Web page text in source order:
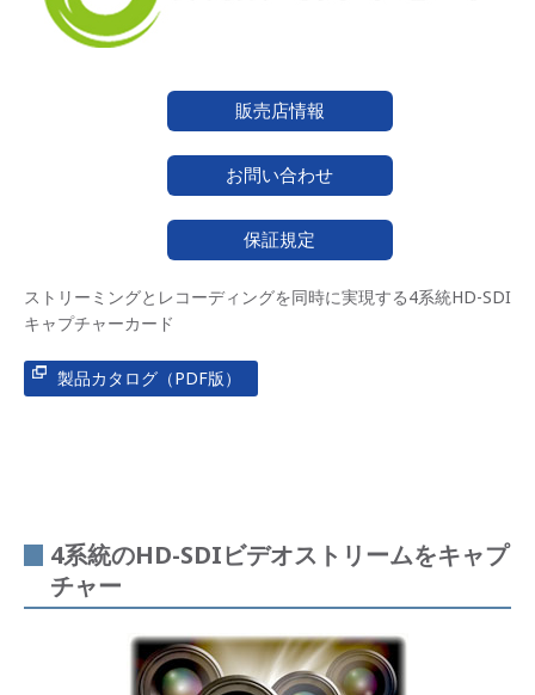
販売店情報
お問い合わせ
保証規定
ストリーミングとレコーディングを同時に実現する4系統HD-SDI
キャプチャーカード
製品カタログ（PDF版）
4系統のHD-SDIビデオストリームをキャプ
チャー